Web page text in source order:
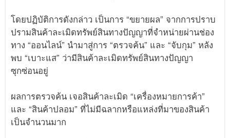
โดยปฏิบัติการดังกล่าว เป็นการ “ขยายผล” จากการปราบ
ปรามสินค้าละเมิดทรัพย์สินทางปัญญาที่จำหน่ายผ่านช่อง
ทาง “ออนไลน์” นำมาสู่การ “ตรวจค้น” และ “จับกุม” หลัง
พบ “เบาะแส” ว่ามีสินค้าละเมิดทรัพย์สินทางปัญญา
ซุกซ่อนอยู่
ผลการตรวจค้น เจอสินค้าละเมิด “เครื่องหมายการค้า”
และ “สินค้าปลอม” ที่ไม่มีฉลากหรือแหล่งที่มาของสินค้า
เป็นจำนวนมาก